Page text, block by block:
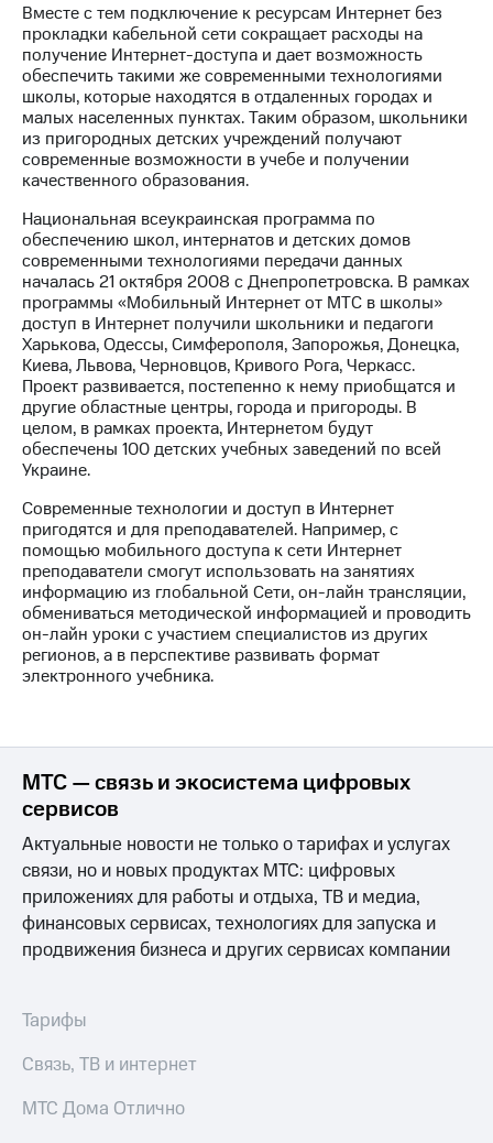
Рынок
акций
Описание
Программа
приобретения
Порядок
выкупа
акций
Дивиденды
Рынок
облигаций
Описание
Еврооблигации-2023
Уведомление
о
погашении
именных
облигаций
Другое
Реквизиты
Контакты
развитие
деловая этика
На главную
Вместе с тем подключение к ресурсам Интернет без
прокладки кабельной сети сокращает расходы на
получение Интернет-доступа и дает возможность
обеспечить такими же современными технологиями
школы, которые находятся в отдаленных городах и
малых населенных пунктах. Таким образом, школьники
из пригородных детских учреждений получают
современные возможности в учебе и получении
качественного образования.
Национальная всеукраинская программа по
обеспечению школ, интернатов и детских домов
современными технологиями передачи данных
началась 21 октября 2008 с Днепропетровска. В рамках
программы «Мобильный Интернет от МТС в школы»
доступ в Интернет получили школьники и педагоги
Харькова, Одессы, Симферополя, Запорожья, Донецка,
Киева, Львова, Черновцов, Кривого Рога, Черкасс.
Проект развивается, постепенно к нему приобщатся и
другие областные центры, города и пригороды. В
целом, в рамках проекта, Интернетом будут
обеспечены 100 детских учебных заведений по всей
Украине.
Современные технологии и доступ в Интернет
пригодятся и для преподавателей. Например, с
помощью мобильного доступа к сети Интернет
преподаватели смогут использовать на занятиях
информацию из глобальной Сети, он-лайн трансляции,
обмениваться методической информацией и проводить
он-лайн уроки с участием специалистов из других
регионов, а в перспективе развивать формат
электронного учебника.
МТС — связь и экосистема цифровых
сервисов
Актуальные новости не только о тарифах и услугах
связи, но и новых продуктах МТС: цифровых
приложениях для работы и отдыха, ТВ и медиа,
финансовых сервисах, технологиях для запуска и
продвижения бизнеса и других сервисах компании
Тарифы
Связь, ТВ и интернет
МТС Дома Отлично